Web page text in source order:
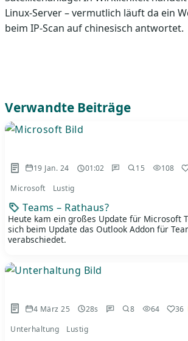
Linux-Server – vermutlich läuft da ein
beim IP-Scan auf chinesisch antwortet.
Verwandte Beiträge
19 Jan. 24 01:02 15 108
Microsoft Lustig
Teams – Rathaus?
Heute kam ein großes Update für Microsoft
sich beim Update das Outlook Addon für
verabschiedet.
4 März 25 28s 8 64 36
Unterhaltung Lustig